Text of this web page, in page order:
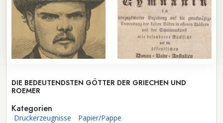
DIE BEDEUTENDSTEN GÖTTER DER GRIECHEN UND
ROEMER
Kategorien
Druckerzeugnisse Papier/Pappe